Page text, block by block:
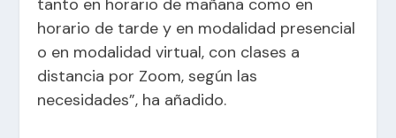
tanto en horario de mañana como en
horario de tarde y en modalidad presencial
o en modalidad virtual, con clases a
distancia por Zoom, según las
necesidades”, ha añadido.